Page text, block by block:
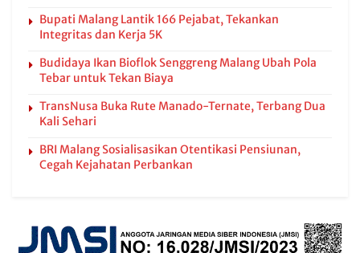
Bupati Malang Lantik 166 Pejabat, Tekankan
Integritas dan Kerja 5K
Budidaya Ikan Bioflok Senggreng Malang Ubah Pola
Tebar untuk Tekan Biaya
TransNusa Buka Rute Manado-Ternate, Terbang Dua
Kali Sehari
BRI Malang Sosialisasikan Otentikasi Pensiunan,
Cegah Kejahatan Perbankan